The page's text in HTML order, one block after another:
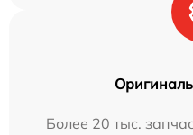
Более 20 тыс.